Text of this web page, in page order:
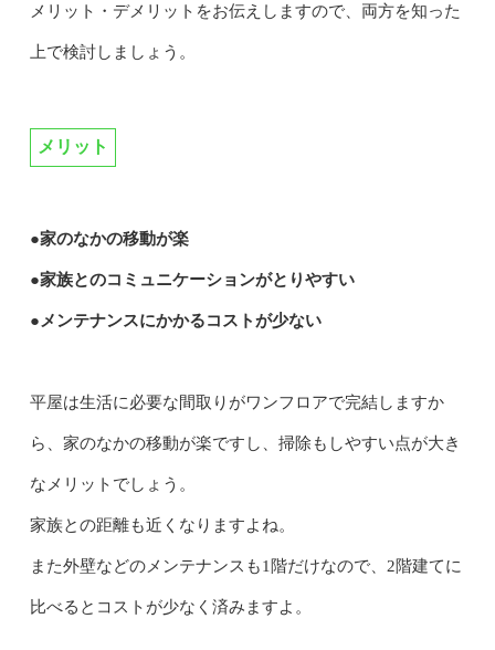
メリット・デメリットをお伝えしますので、両方を知った
上で検討しましょう。
メリット
●家のなかの移動が楽
●家族とのコミュニケーションがとりやすい
●メンテナンスにかかるコストが少ない
平屋は生活に必要な間取りがワンフロアで完結しますか
ら、家のなかの移動が楽ですし、掃除もしやすい点が大き
なメリットでしょう。
家族との距離も近くなりますよね。
また外壁などのメンテナンスも1階だけなので、2階建てに
比べるとコストが少なく済みますよ。